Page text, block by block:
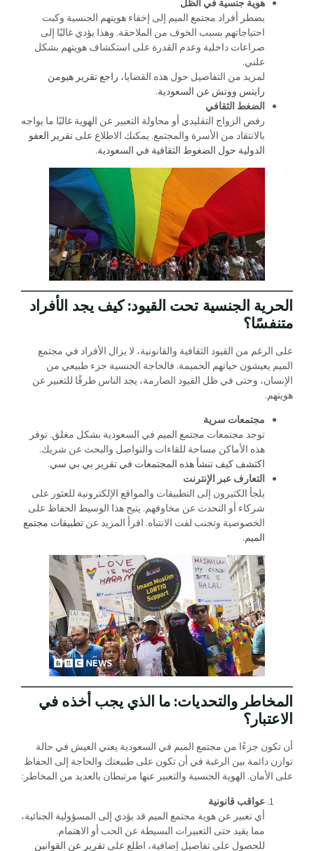
يضطر أفراد مجتمع الميم إلى إخفاء هويتهم الجنسية وكبت
احتياجاتهم بسبب الخوف من الملاحقة. وهذا يؤدي غالبًا إلى
صراعات داخلية وعدم القدرة على استكشاف هويتهم بشكل
علني.
لمزيد من التفاصيل حول هذه القضايا، راجع تقرير هيومن
رايتس ووتش عن السعودية.
الضغط الثقافي
رفض الزواج التقليدي أو محاولة التعبير عن الهوية غالبًا ما يواجه
بالانتقاد من الأسرة والمجتمع. يمكنك الاطلاع على تقرير العفو
الدولية حول الضغوط الثقافية في السعودية.
الحرية الجنسية تحت القيود: كيف يجد الأفراد
متنفسًا؟
على الرغم من القيود الثقافية والقانونية، لا يزال الأفراد في مجتمع
الميم يعيشون حياتهم الحميمة. فالحاجة الجنسية جزء طبيعي من
الإنسان، وحتى في ظل القيود الصارمة، يجد الناس طرقًا للتعبير عن
هويتهم.
مجتمعات سرية
توجد مجتمعات مجتمع الميم في السعودية بشكل مغلق. توفر
هذه الأماكن مساحة للقاءات والتواصل والبحث عن شريك.
اكتشف كيف تنشأ هذه المجتمعات في تقرير بي بي سي.
التعارف عبر الإنترنت
يلجأ الكثيرون إلى التطبيقات والمواقع الإلكترونية للعثور على
شركاء أو التحدث عن مخاوفهم. يتيح هذا الوسيط الحفاظ على
الخصوصية وتجنب لفت الانتباه. اقرأ المزيد عن تطبيقات مجتمع
الميم.
المخاطر والتحديات: ما الذي يجب أخذه في
الاعتبار؟
أن تكون جزءًا من مجتمع الميم في السعودية يعني العيش في حالة
توازن دائمة بين الرغبة في أن تكون على طبيعتك والحاجة إلى الحفاظ
على الأمان. الهوية الجنسية والتعبير عنها مرتبطان بالعديد من المخاطر:
عواقب قانونية
أي تعبير عن هوية مجتمع الميم قد يؤدي إلى المسؤولية الجنائية،
مما يقيد حتى التعبيرات البسيطة عن الحب أو الاهتمام.
للحصول على تفاصيل إضافية، اطلع على تقرير عن القوانين